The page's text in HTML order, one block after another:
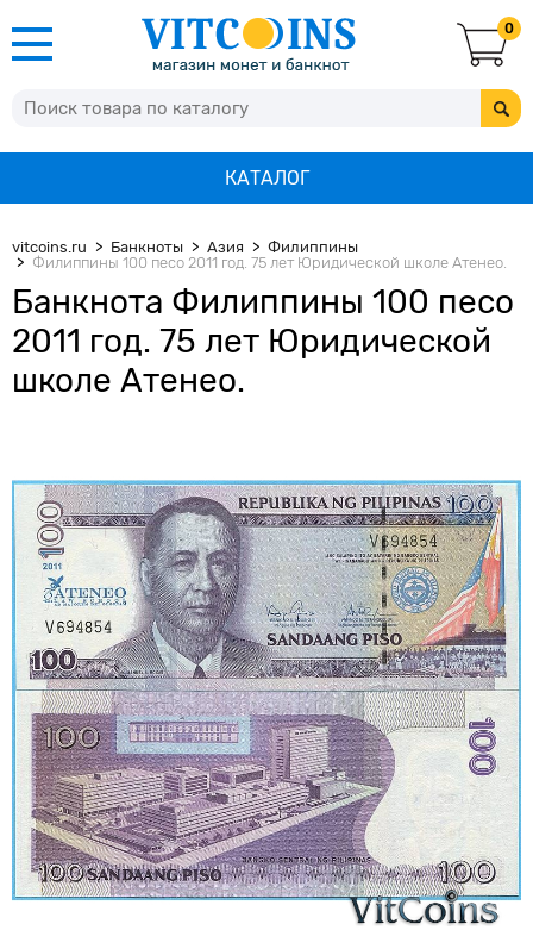
0
КАТАЛОГ
vitcoins.ru Банкноты Азия
Филиппины
Филиппины 100 песо 2011 год. 75 лет Юридической школе Атенео.
Банкнота Филиппины 100 песо
2011 год. 75 лет Юридической
школе Атенео.